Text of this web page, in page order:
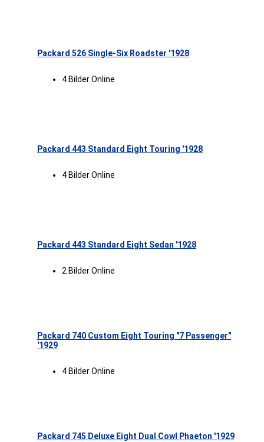
Packard 526 Single-Six Roadster '1928
4 Bilder Online
Packard 443 Standard Eight Touring '1928
4 Bilder Online
Packard 443 Standard Eight Sedan '1928
2 Bilder Online
Packard 740 Custom Eight Touring "7 Passenger"
'1929
4 Bilder Online
Packard 745 Deluxe Eight Dual Cowl Phaeton '1929